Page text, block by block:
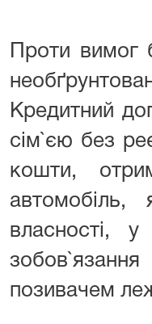
Проти вимог
Кредитний
сім`єю без
кошти,
автомобіль,
власності,
позивачем